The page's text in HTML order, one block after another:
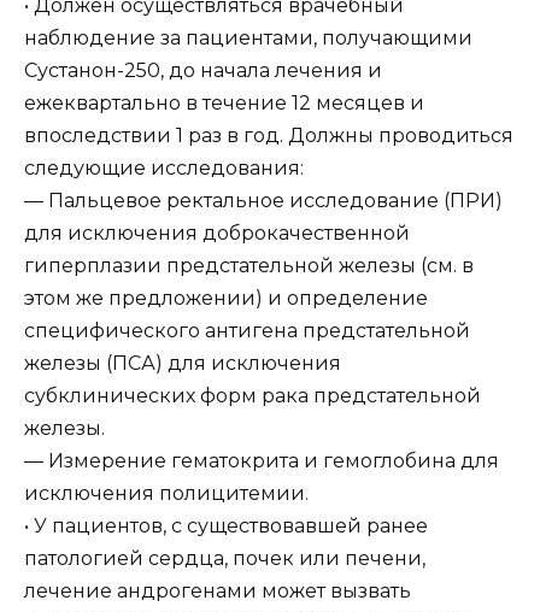
• Должен осуществляться врачебный
наблюдение за пациентами, получающими
Сустанон-250, до начала лечения и
ежеквартально в течение 12 месяцев и
впоследствии 1 раз в год. Должны проводиться
следующие исследования:
— Пальцевое ректальное исследование (ПРИ)
для исключения доброкачественной
гиперплазии предстательной железы (см. в
этом же предложении) и определение
специфического антигена предстательной
железы (ПСА) для исключения
субклинических форм рака предстательной
железы.
— Измерение гематокрита и гемоглобина для
исключения полицитемии.
• У пациентов, с существовавшей ранее
патологией сердца, почек или печени,
лечение андрогенами может вызвать